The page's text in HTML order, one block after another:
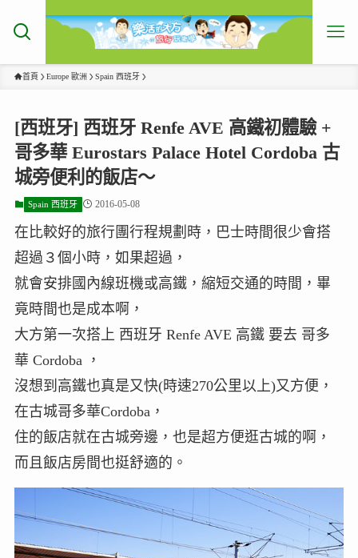
首頁 Europe 歐洲 Spain 西班牙
[西班牙] 西班牙 Renfe AVE 高鐵初體驗 +
哥多華 Eurostars Palace Hotel Cordoba 古
城旁便利的飯店～
Spain 西班牙 2016-05-08
在比較好的旅行團行程規劃時，巴士時間很少會搭
超過３個小時，如果超過，
就會安排國內線班機或高鐵，縮短交通的時間，畢
竟時間也是成本啊，
大方第一次搭上 西班牙 Renfe AVE 高鐵 要去 哥多
華 Cordoba ，
沒想到高鐵也真是又快(時速270公里以上)又方便，
在古城哥多華Cordoba，
住的飯店就在古城旁邊，也是超方便逛古城的啊，
而且飯店房間也挺舒適的。